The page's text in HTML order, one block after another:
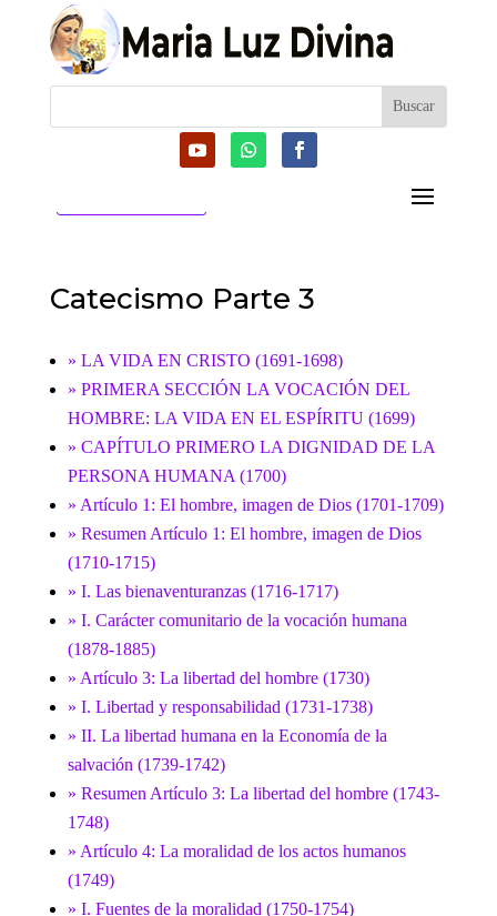
Catecismo Parte 3
» LA VIDA EN CRISTO (1691-1698)
» PRIMERA SECCIÓN LA VOCACIÓN DEL
HOMBRE: LA VIDA EN EL ESPÍRITU (1699)
» CAPÍTULO PRIMERO LA DIGNIDAD DE LA
PERSONA HUMANA (1700)
» Artículo 1: El hombre, imagen de Dios (1701-1709)
» Resumen Artículo 1: El hombre, imagen de Dios
(1710-1715)
» I. Las bienaventuranzas (1716-1717)
» I. Carácter comunitario de la vocación humana
(1878-1885)
» Artículo 3: La libertad del hombre (1730)
» I. Libertad y responsabilidad (1731-1738)
» II. La libertad humana en la Economía de la
salvación (1739-1742)
» Resumen Artículo 3: La libertad del hombre (1743-
1748)
» Artículo 4: La moralidad de los actos humanos
(1749)
» I. Fuentes de la moralidad (1750-1754)